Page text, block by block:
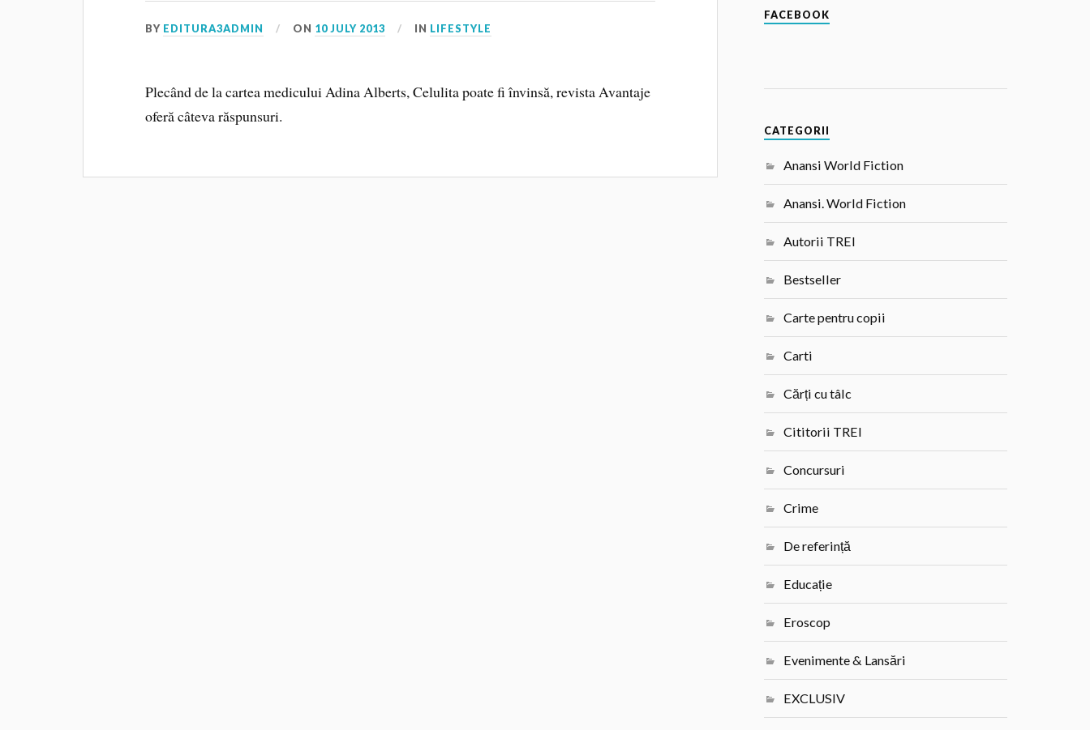
BY EDITURA3ADMIN ON 10 JULY 2013 IN LIFESTYLE
Plecând de la cartea medicului Adina Alberts, Celulita poate fi învinsă, revista Avantaje
oferă câteva răspunsuri.
FACEBOOK
CATEGORII
Anansi World Fiction
Anansi. World Fiction
Autorii TREI
Bestseller
Carte pentru copii
Carti
Cărți cu tâlc
Cititorii TREI
Concursuri
Crime
De referință
Educație
Eroscop
Evenimente & Lansări
EXCLUSIV